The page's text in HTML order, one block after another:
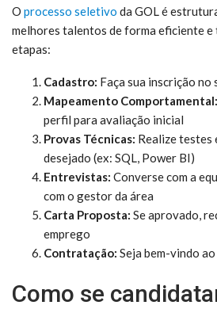
O processo seletivo da GOL é
melhores talentos de forma eficiente
etapas:
Cadastro: Faça sua inscrição
Mapeamento Comportamental:
perfil para avaliação inicial
Provas Técnicas: Realize testes
desejado (ex: SQL, Power BI)
Entrevistas: Converse com a
com o gestor da área
Carta Proposta: Se aprovado,
emprego
Contratação: Seja bem-vindo
Como se